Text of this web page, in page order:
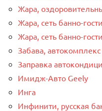
Жара,
Жара, сеть банно-
Жара, сеть банно-
Забава, автокомплекс
Заправка
Имидж-Авто Geely
Инга
Инфинити, русская